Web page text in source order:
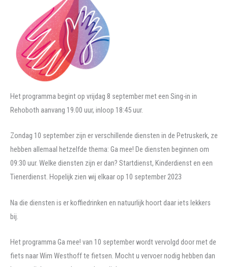
Het programma begint op vrijdag 8 september met een Sing-in in
Rehoboth aanvang 19.00 uur, inloop 18:45 uur.
Zondag 10 september zijn er verschillende diensten in de Petruskerk, ze
hebben allemaal hetzelfde thema: Ga mee! De diensten beginnen om
09:30 uur. Welke diensten zijn er dan? Startdienst, Kinderdienst en een
Tienerdienst. Hopelijk zien wij elkaar op 10 september 2023
Na die diensten is er koffiedrinken en natuurlijk hoort daar iets lekkers
bij.
Het programma Ga mee! van 10 september wordt vervolgd door met de
fiets naar Wim Westhoff te fietsen. Mocht u vervoer nodig hebben dan